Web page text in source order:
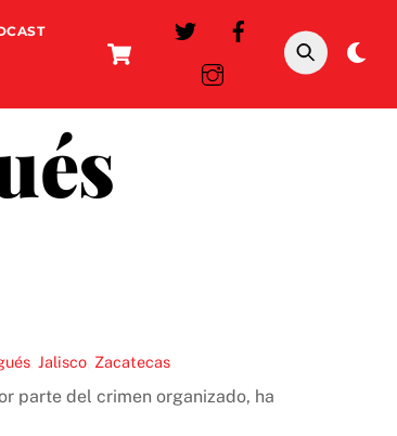
Cart
Jalisco Zacatecas
parte del crimen organizado, ha